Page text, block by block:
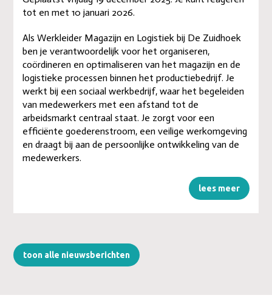
tot en met 10 januari 2026.
Als Werkleider Magazijn en Logistiek bij De Zuidhoek
ben je verantwoordelijk voor het organiseren,
coördineren en optimaliseren van het magazijn en de
logistieke processen binnen het productiebedrijf. Je
werkt bij een sociaal werkbedrijf, waar het begeleiden
van medewerkers met een afstand tot de
arbeidsmarkt centraal staat. Je zorgt voor een
efficiënte goederenstroom, een veilige werkomgeving
en draagt bij aan de persoonlijke ontwikkeling van de
medewerkers.
lees meer
toon alle nieuwsberichten